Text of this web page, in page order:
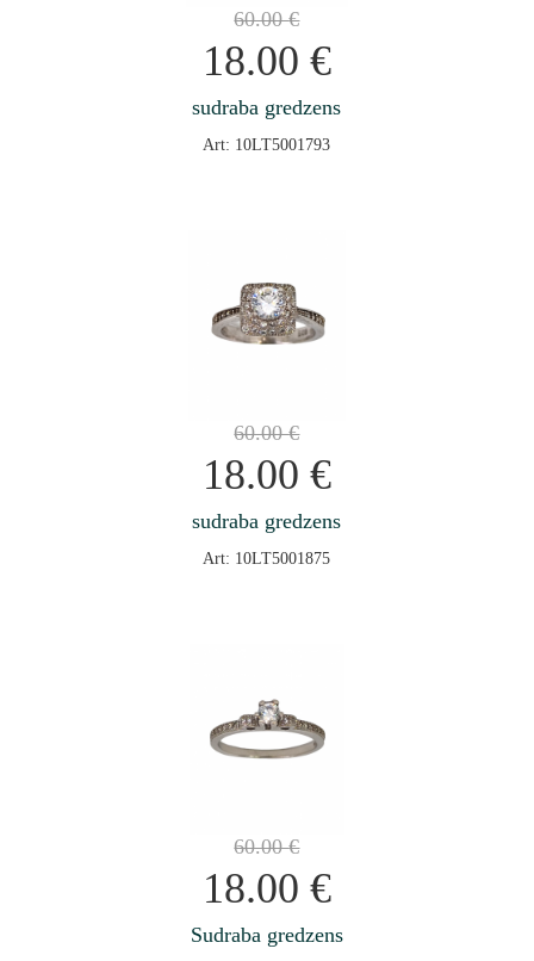
60.00€
18.00 €
sudraba gredzens
Art: 10LT5001793
60.00€
18.00 €
sudraba gredzens
Art: 10LT5001875
60.00€
18.00 €
Sudraba gredzens